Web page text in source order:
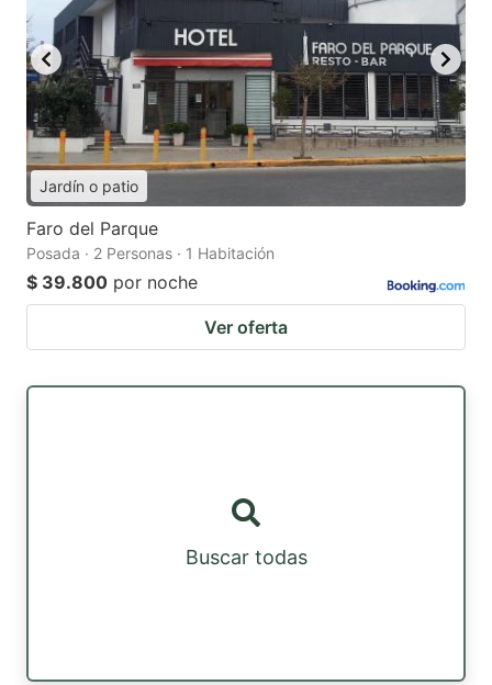
Jardín o patio
Faro del Parque
Posada · 2 Personas · 1 Habitación
$ 39.800 por noche
Ver oferta
Buscar todas